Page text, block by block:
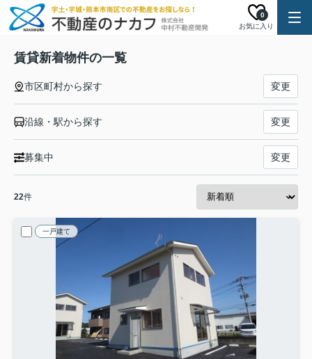
お気に入り
0
賃貸新着物件の一覧
市区町村から探す 変更
沿線・駅から探す 変更
募集中 変更
22件
一戸建て